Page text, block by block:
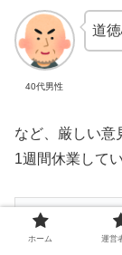
40代男性
道
など、厳しい意
1週間休業してい
星川サラ、
ホーム 運営